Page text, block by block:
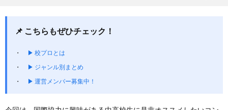
📌 こちらもぜひチェック！
▶ 校プロとは
▶ ジャンル別まとめ
▶ 運営メンバー募集中！